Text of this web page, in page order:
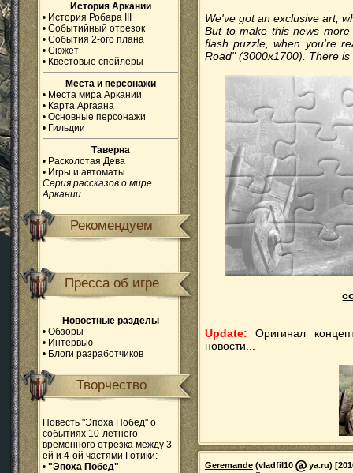
История Аркании
• История Робара III
• Событийный отрезок
• События 2-ого плана
• Сюжет
• Квестовые спойлеры
Места и персонажи
• Места мира Аркании
• Карта Аргаана
• Основные персонажи
• Гильдии
Таверна
• Расколотая Дева
• Игры и автоматы
Серия рассказов о мире
Аркании
Рекомендуем
Пресса об игре
Новостные разделы
• Обзоры
• Интервью
• Блоги разработчиков
Творчество
Повесть "Эпоха Побед" о
событиях 10-летнего
временного отрезка между 3-
ей и 4-ой частями Готики:
• "Эпоха Побед"
We've got an exclusive art,
But to make this news
flash puzzle, when you're
Road" (3000x1700). There
Update: Оригинал
новости...
Geremande (vladfil10 ya.ru)